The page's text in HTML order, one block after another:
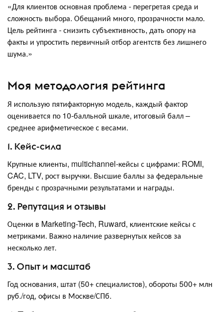
«Для клиентов основная проблема - перегретая среда и
сложность выбора. Обещаний много, прозрачности мало.
Цель рейтинга - снизить субъективность, дать опору на
факты и упростить первичный отбор агентств без лишнего
шума.»
Моя методология рейтинга
Я использую пятифакторную модель, каждый фактор
оценивается по 10‑балльной шкале, итоговый балл –
среднее арифметическое с весами.
1. Кейс-сила
Крупные клиенты, multichannel-кейсы с цифрами: ROMI,
CAC, LTV, рост выручки. Высшие баллы за федеральные
бренды с прозрачными результатами и награды.
2. Репутация и отзывы
Оценки в Marketing-Tech, Ruward, клиентские кейсы с
метриками. Важно наличие развернутых кейсов за
несколько лет.
3. Опыт и масштаб
Год основания, штат (50+ специалистов), обороты 500+ млн
руб./год, офисы в Москве/СПб.